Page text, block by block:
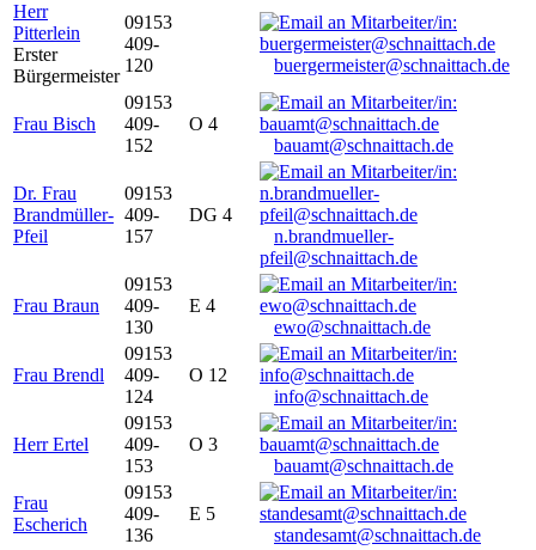
Herr
Pitterlein
Erster
Bürgermeister
09153
409-
120
buergermeister@schnaittach.de
Frau Bisch
09153
409-
152
O 4
bauamt@schnaittach.de
Dr. Frau
Brandmüller-
Pfeil
09153
409-
157
DG 4
n.brandmueller-
pfeil@schnaittach.de
Frau Braun
09153
409-
130
E 4
ewo@schnaittach.de
Frau Brendl
09153
409-
124
O 12
info@schnaittach.de
Herr Ertel
09153
409-
153
O 3
bauamt@schnaittach.de
Frau
Escherich
09153
409-
136
E 5
standesamt@schnaittach.de